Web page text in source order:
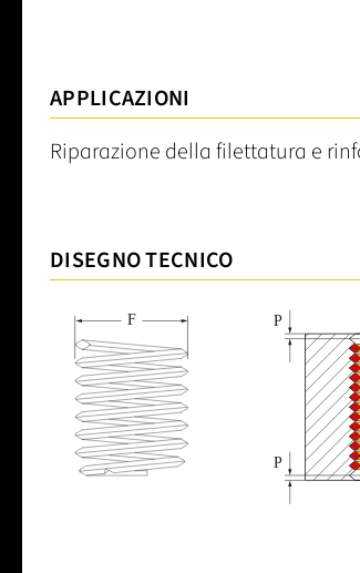
APPLICAZIONI
Riparazione della filettatura e
DISEGNO TECNICO